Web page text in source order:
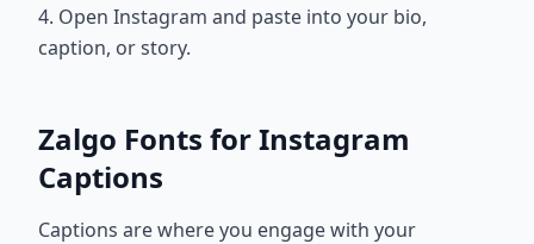
4. Open Instagram and paste into your bio,
caption, or story.
Zalgo Fonts for Instagram
Captions
Captions are where you engage with your